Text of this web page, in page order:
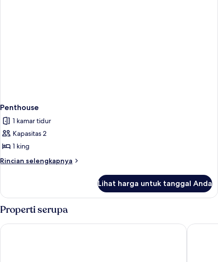
Penthouse
1 kamar tidur
Kapasitas 2
1 king
Rincian selengkapnya
Rincian
Penthouse
Lihat harga untuk tanggal Anda
Properti serupa
Taj Cape Town Lawhill